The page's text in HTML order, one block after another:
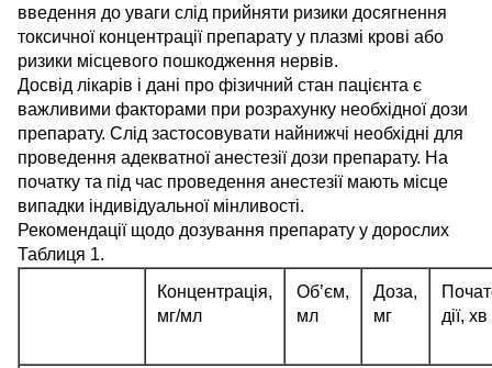
введення до уваги слід прийняти ризики досягнення
токсичної концентрації препарату у плазмі крові або
ризики місцевого пошкодження нервів.
Досвід лікарів і дані про фізичний стан пацієнта є
важливими факторами при розрахунку необхідної дози
препарату. Слід застосовувати найнижчі необхідні для
проведення адекватної анестезії дози препарату. На
початку та під час проведення анестезії мають місце
випадки індивідуальної мінливості.
Рекомендації щодо дозування препарату у дорослих
Таблиця 1.
Концентрація,
мг/мл
Об’єм,
мл
Доза,
мг
дії, хв